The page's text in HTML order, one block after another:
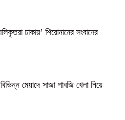
ঢাকায়’ শিরোনামের সংবাদের
মেয়াদে সাজা পাবজি খেলা নিয়ে